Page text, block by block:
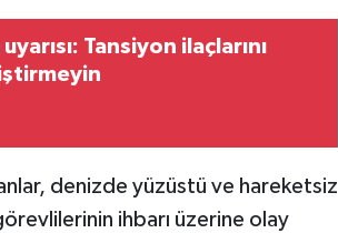
Tansiyon ilaçlarını
denizde yüzüstü ve hareketsiz
ihbarı üzerine olay